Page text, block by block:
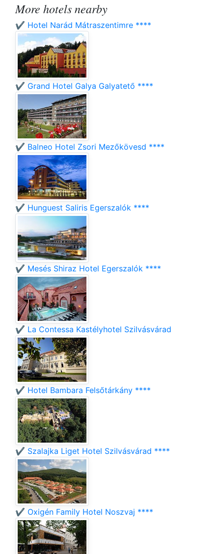
More hotels nearby
✔️ Hotel Narád Mátraszentimre ****
✔️ Grand Hotel Galya Galyatető ****
✔️ Balneo Hotel Zsori Mezőkövesd ****
✔️ Hunguest Saliris Egerszalók ****
✔️ Mesés Shiraz Hotel Egerszalók ****
✔️ La Contessa Kastélyhotel Szilvásvárad
✔️ Hotel Bambara Felsőtárkány ****
✔️ Szalajka Liget Hotel Szilvásvárad ****
✔️ Oxigén Family Hotel Noszvaj ****